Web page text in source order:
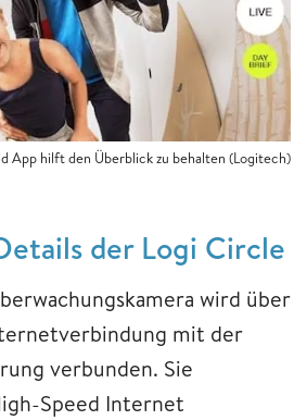
App hilft den Überblick zu behalten (Logitech)
der Logi Circle
wird über
mit der
verbunden. Sie
Speed Internet